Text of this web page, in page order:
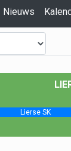
Nieuws
Lierse SK